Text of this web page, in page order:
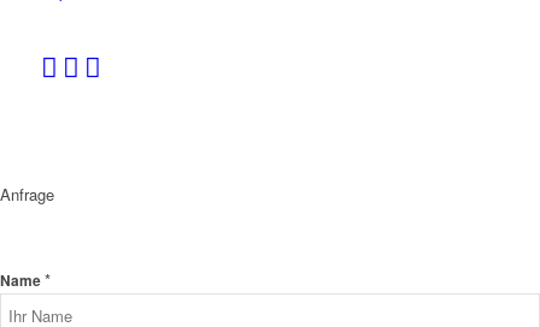
Anfrage
Name*